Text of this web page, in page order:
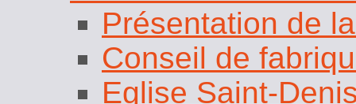
Conseil de
Eglise Saint-
Presbytère Saint-